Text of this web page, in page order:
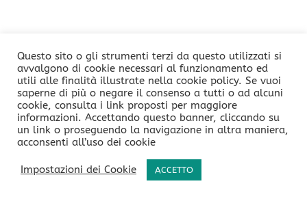
Questo sito o gli strumenti terzi da questo utilizzati si
avvalgono di cookie necessari al funzionamento ed
utili alle finalità illustrate nella cookie policy. Se vuoi
saperne di più o negare il consenso a tutti o ad alcuni
cookie, consulta i link proposti per maggiore
informazioni. Accettando questo banner, cliccando su
un link o proseguendo la navigazione in altra maniera,
acconsenti all’uso dei cookie
Impostazioni dei Cookie ACCETTO